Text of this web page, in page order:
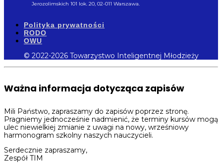
Jerozolimskich 101 lok. 20, 02-011 Warszawa.
Polityka prywatności
RODO
OWU
© 2022-2026 Towarzystwo Inteligentnej Młodzieży
Ważna informacja dotycząca zapisów
Mili Państwo, zapraszamy do zapisów poprzez stronę.
Pragniemy jednocześnie nadmienić, że terminy kursów mogą
ulec niewielkiej zmianie z uwagi na nowy, wrześniowy
harmonogram szkolny naszych nauczycieli.
Serdecznie zapraszamy,
Zespół TIM